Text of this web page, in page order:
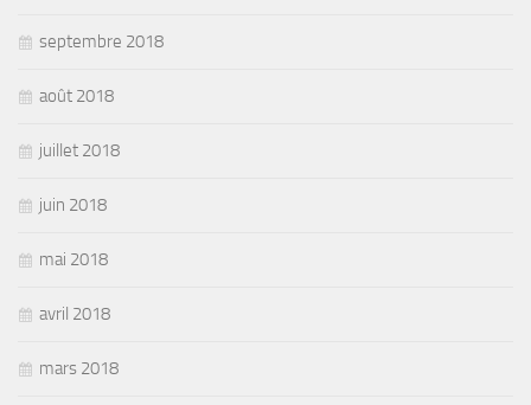
septembre 2018
août 2018
juillet 2018
juin 2018
mai 2018
avril 2018
mars 2018